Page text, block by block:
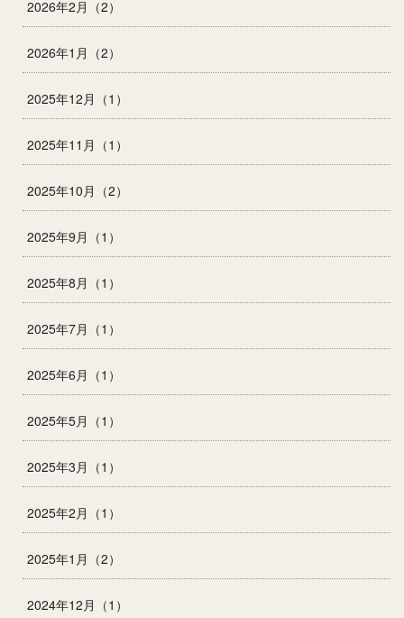
2026年2月（2）
2026年1月（2）
2025年12月（1）
2025年11月（1）
2025年10月（2）
2025年9月（1）
2025年8月（1）
2025年7月（1）
2025年6月（1）
2025年5月（1）
2025年3月（1）
2025年2月（1）
2025年1月（2）
2024年12月（1）